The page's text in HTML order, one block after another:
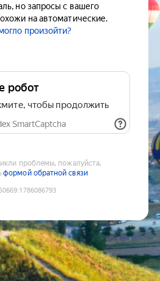
но запросы с вашего
на автоматические.
произойти?
робот
чтобы продолжить
SmartCaptcha
проблемы, пожалуйста,
формой обратной связи
:1786086793